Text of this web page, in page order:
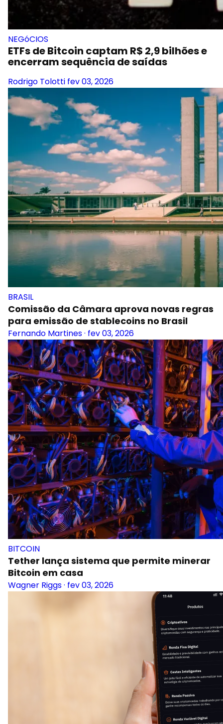
NEGóCIOS
ETFs de Bitcoin captam R$ 2,9 bilhões e
encerram sequência de saídas
Rodrigo Tolotti fev 03, 2026
BRASIL
Comissão da Câmara aprova novas regras
para emissão de stablecoins no Brasil
Fernando Martines· fev 03, 2026
BITCOIN
Tether lança sistema que permite minerar
Bitcoin em casa
Wagner Riggs· fev 03, 2026